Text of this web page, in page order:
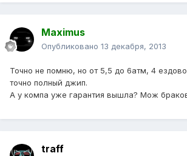
Maximus
Опубликовано 13 декабря, 2013
Точно не помню, но от 5,5 до 6атм, 4
точно полный джип.
А у компа уже гарантия вышла? Мож
traff